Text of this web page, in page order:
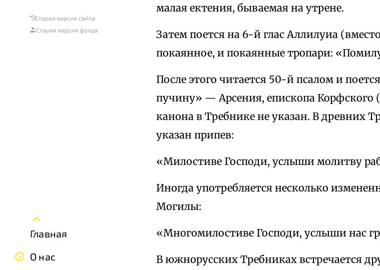
Старая версия сайта
Старая версия фонда
Главная
О нас
малая ектения, бываемая на утрене.
Затем поется на 6-й глас Аллилуиа
покаянное, и покаянные тропари:
После этого читается 50-й псалом и
пучину» — Арсения, епископа Корфского
канона в Требнике не указан. В древних
указан припев:
«Милостиве Господи, услыши молитву
Иногда употребляется несколько
Могилы:
«Многомилостиве Господи, услыши нас
В южнорусских Требниках встречается